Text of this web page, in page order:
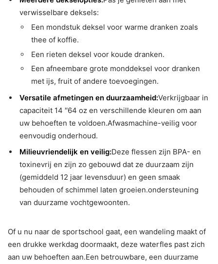
verwisselbare deksels:
Een mondstuk deksel voor warme dranken zoals
thee of koffie.
Een rieten deksel voor koude dranken.
Een afneembare grote monddeksel voor dranken
met ijs, fruit of andere toevoegingen.
Versatile afmetingen en duurzaamheid:Verkrijgbaar in
capaciteit 14 ′′64 oz en verschillende kleuren om aan
uw behoeften te voldoen.Afwasmachine-veilig voor
eenvoudig onderhoud.
Milieuvriendelijk en veilig:Deze flessen zijn BPA- en
toxinevrij en zijn zo gebouwd dat ze duurzaam zijn
(gemiddeld 12 jaar levensduur) en geen smaak
behouden of schimmel laten groeien.ondersteuning
van duurzame vochtgewoonten.
Of u nu naar de sportschool gaat, een wandeling maakt of
een drukke werkdag doormaakt, deze waterfles past zich
aan uw behoeften aan.Een betrouwbare, een duurzame